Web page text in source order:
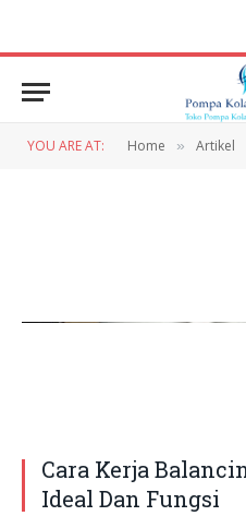
YOU ARE AT: Home » Artikel
Cara Kerja
Ideal Dan Fungsi